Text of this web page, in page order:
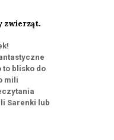
zwierząt.
to blisko do
mili
Sarenki lub